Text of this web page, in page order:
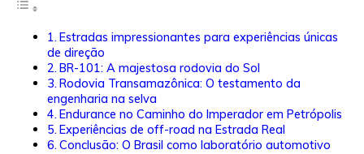
Estradas impressionantes para experiências únicas
de direção
BR-101: A majestosa rodovia do Sol
Rodovia Transamazônica: O testamento da
engenharia na selva
Endurance no Caminho do Imperador em Petrópolis
Experiências de off-road na Estrada Real
Conclusão: O Brasil como laboratório automotivo